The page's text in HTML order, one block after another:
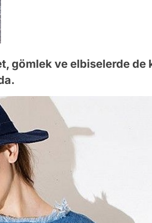
gömlek ve elbiselerde de